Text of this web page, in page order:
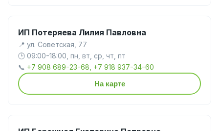
ИП Потеряева Лилия Павловна
📍 ул. Советская, 77
🕒 09:00-18:00, пн, вт, ср, чт, пт
📞 +7 908 689-23-68, +7 918 937-34-60
На карте